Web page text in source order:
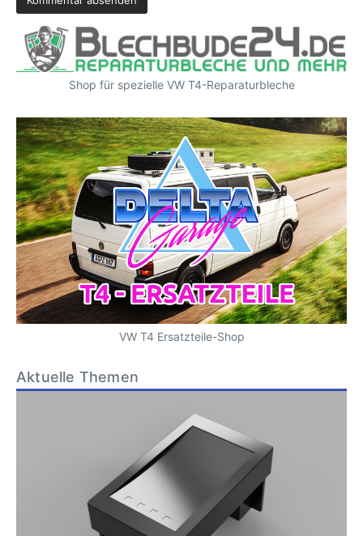
Shop für spezielle VW T4-Reparaturbleche
VW T4 Ersatzteile-Shop
Aktuelle Themen